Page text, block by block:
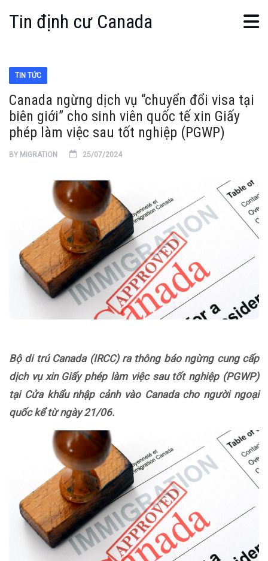
Tin định cư Canada
TIN TỨC
Canada ngừng dịch vụ “chuyển đổi visa tại
biên giới” cho sinh viên quốc tế xin Giấy
phép làm việc sau tốt nghiệp (PGWP)
BY MIGRATION 25/07/2024
Bộ di trú Canada (IRCC) ra thông báo ngừng cung cấp
dịch vụ xin Giấy phép làm việc sau tốt nghiệp (PGWP)
tại Cửa khẩu nhập cảnh vào Canada cho người ngoại
quốc kể từ ngày 21/06.